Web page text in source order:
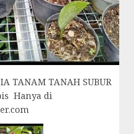
TANAM TANAH SUBUR
Hanya di